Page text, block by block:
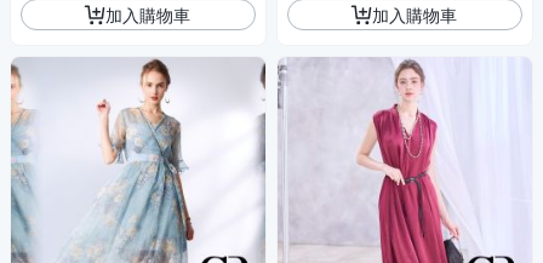
加入購物車 加入購物車